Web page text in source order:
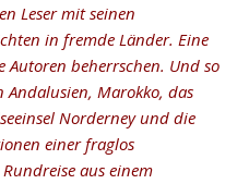
Leser mit seinen
in fremde Länder. Eine
Autoren beherrschen. Und so
Andalusien, Marokko, das
Norderney und die
einer fraglos
aus einem